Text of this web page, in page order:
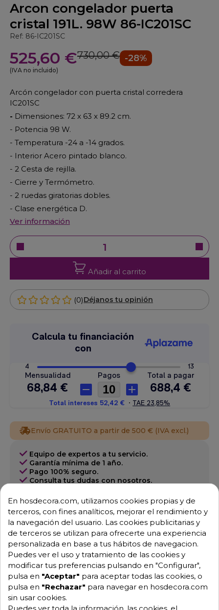
Arcon congelador puerta
cristal 191L. 98W 86-IC201SC
Ref: 86-IC201SC
525,60 €730,00 € -28%
(IVA no incluido)
Arcón congelador con puerta cristal corredera
IC201SC
- Dimensiones: 72 x 63 x 89.2 cm.
- Potencia 98 W.
- Temperatura -24 a -14 grados.
- Interior Acero pintado blanco.
- 2 Cesta de rejilla.
- Cierre y Termómetro.
- 2 ruedas giratorias dobles.
- Clase energética D.
Ver información
Añadir al carrito
(0)Déjanos tu opinión
Envío GRATUITO a partir de 500 € (IVA excl.)
Equipo de expertos a tu servicio.
Garantía mínima de 1 año.
Pago 100% seguro.
Consulta tus dudas con nosotros.
976 25 59 91
info@hosdecora.com
Hablemos
Pide tu presupuesto
En hosdecora.com, utilizamos cookies propias y de
terceros, con fines analíticos, mejorar el rendimiento y
la navegación del usuario. Las cookies publicitarias y
de terceros se utilizan para ofrecerte una experiencia
personalizada en base a tus hábitos de navegacion.
Puedes ver el uso y tratamiento de las cookies y
modificar tus preferencias pulsando en "Configurar",
pulsa en "Aceptar" para aceptar todas las cookies, o
pulsa en "Rechazar" para navegar en hosdecora.com
sin usar cookies.
Puedes ver toda la información, las cookies, el